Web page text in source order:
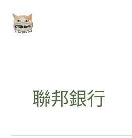
聯邦銀行